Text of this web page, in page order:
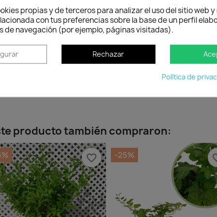
Política de entrega
Envío peninsular, Islas Baleares y Portugal.
producto también compraron:
favorite_border -25%
propias y de terceros para analizar el uso del sitio web
con tus preferencias sobre la base de un perfil
de navegación (por ejemplo, páginas visitadas).
Rechazar
Política de